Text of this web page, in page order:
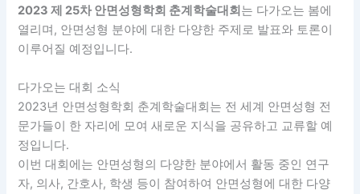
2023 제 25차 안면성형학회 춘계학술대회 는 다가오는 봄에
열리며, 안면성형 분야에 대한 다양한 주제로 발표와 토론이
이루어질 예정입니다.
다가오는 대회 소식
2023년 안면성형학회 춘계학술대회는 전 세계 안면성형 전
문가들이 한 자리에 모여 새로운 지식을 공유하고 교류할 예
정입니다.
이번 대회에는 안면성형의 다양한 분야에서 활동 중인 연구
자, 의사, 간호사, 학생 등이 참여하여 안면성형에 대한 다양